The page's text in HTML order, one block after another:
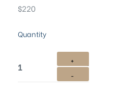
$220
Quantity